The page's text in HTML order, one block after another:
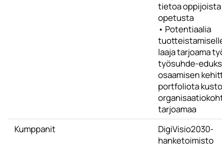
tietoa
opetusta
• Potentiaalia
laaja tarjoama
työsuhde-
osaamisen
portfoliota
tarjoamaa
Kumppanit
DigiVisio2030-
hanketoimisto